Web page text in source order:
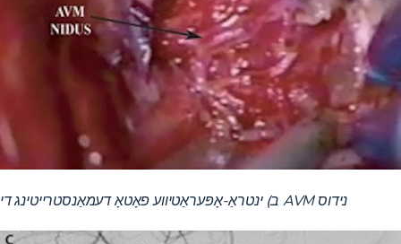
ב) ינטראַ-אָפּעראַטיווע פאָטאָ דעמאַנסטרייטינג די AVM נידוס